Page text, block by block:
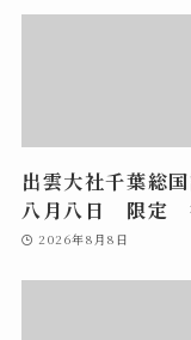
出雲大社千葉総
八月八日 限定
2026年8月8日